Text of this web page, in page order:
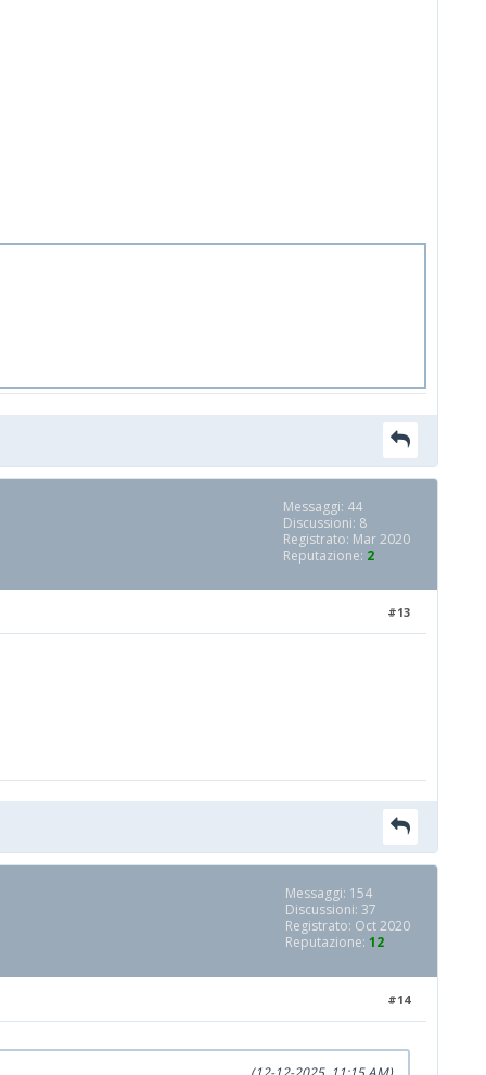
Messaggi: 44
Discussioni: 8
Registrato: Mar 2020
Reputazione: 2
#13
Messaggi: 154
Discussioni: 37
Registrato: Oct 2020
Reputazione: 12
#14